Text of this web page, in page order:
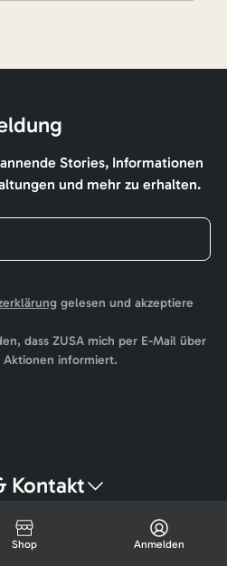
Stories, Informationen
und mehr zu erhalten.
gelesen und akzeptiere
dass ZUSA mich per E-Mail über
informiert.
Kontakt
Shop Anmelden